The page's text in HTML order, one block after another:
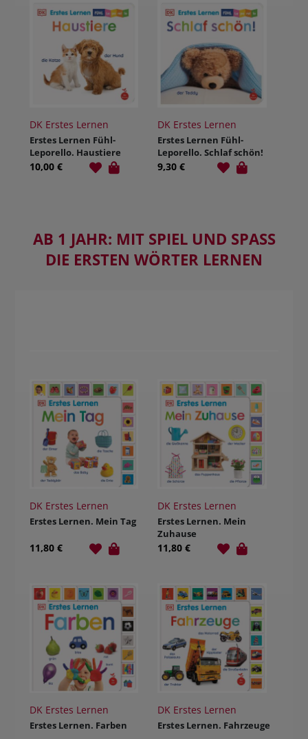
DK Erstes Lernen
Erstes Lernen Fühl-
Leporello. Haustiere
10,00 €
DK Erstes Lernen
Erstes Lernen Fühl-
Leporello. Schlaf schön!
9,30 €
AB 1 JAHR: MIT SPIEL UND SPASS D
IE ERSTEN WÖRTER LERNEN
DK Erstes Lernen
Erstes Lernen. Mein Tag
11,80 €
DK Erstes Lernen
Erstes Lernen. Mein
Zuhause
11,80 €
DK Erstes Lernen
Erstes Lernen. Farben
DK Erstes Lernen
Erstes Lernen. Fahrzeuge